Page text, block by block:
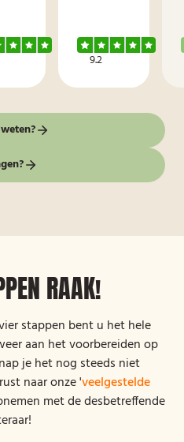
9.2
RAAK!
stappen bent u het hele
aan het voorbereiden op
je het nog steeds niet
naar onze 'veelgestelde
met de desbetreffende